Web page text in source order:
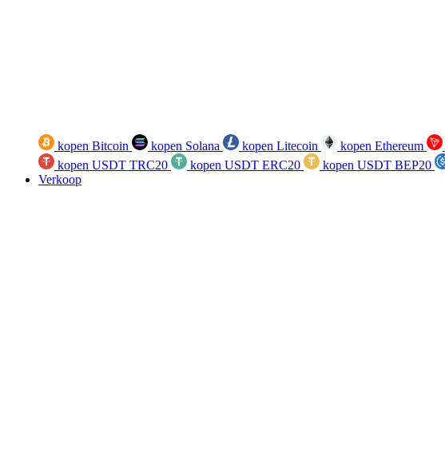
kopen Bitcoin kopen Solana kopen Litecoin kopen Ethereum
kopen USDT TRC20
kopen USDT ERC20 kopen USDT BEP20
Verkoop